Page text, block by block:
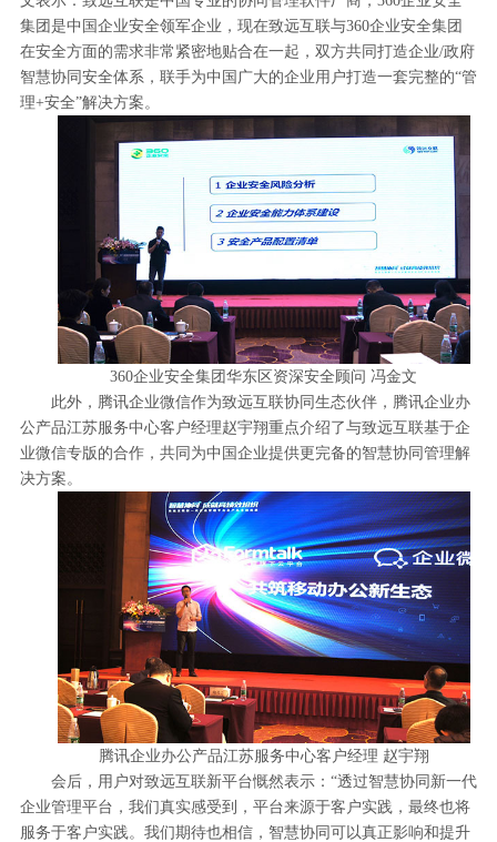
集团是中国企业安全领军企业，现在致远互联与360企业安全集团
在安全方面的需求非常紧密地贴合在一起，双方共同打造企业/政府
智慧协同安全体系，联手为中国广大的企业用户打造一套完整的“管
理+安全”解决方案。
360企业安全集团华东区资深安全顾问 冯金文
此外，腾讯企业微信作为致远互联协同生态伙伴，腾讯企业办
公产品江苏服务中心客户经理赵宇翔重点介绍了与致远互联基于企
业微信专版的合作，共同为中国企业提供更完备的智慧协同管理解
决方案。
腾讯企业办公产品江苏服务中心客户经理 赵宇翔
会后，用户对致远互联新平台慨然表示：“透过智慧协同新一代
企业管理平台，我们真实感受到，平台来源于客户实践，最终也将
服务于客户实践。我们期待也相信，智慧协同可以真正影响和提升